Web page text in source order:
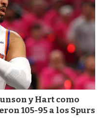
y Hart como
105-95 a los Spurs